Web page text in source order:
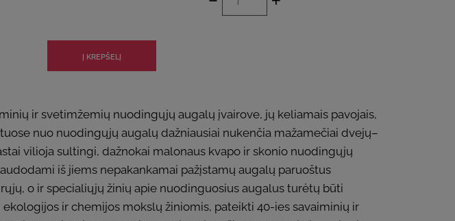
ir svetimžemių nuodingųjų augalų įvairove, jų keliamais pavojais,
nuo nuodingųjų augalų dažniausiai nukenčia mažamečiai dvejų–
vilioja sultingi, dažnokai malonaus kvapo ir skonio nuodingųjų
iš jiems nepakankamai pažįstamų augalų paruoštus
o ir specialiųjų žinių apie nuodinguosius augalus turėtų būti
ir chemijos mokslų žiniomis, pateikti 40-ies savaiminių ir